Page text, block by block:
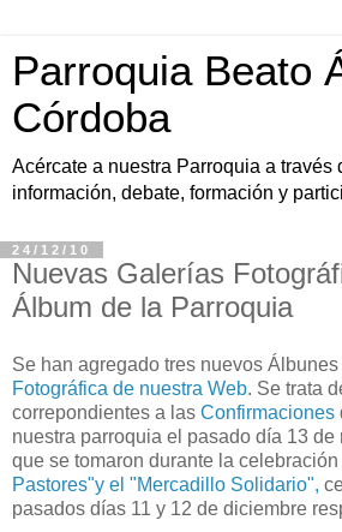
Parroquia Beato
Córdoba
Acércate a nuestra Parroquia a través
información, debate, formación y
24/12/10
Nuevas Galerías
Álbum de la Parroquia
Se han agregado tres nuevos Álbunes
Fotográfica de nuestra Web. Se trata
correpondientes a las Confirmaciones
nuestra parroquia el pasado día 13 de
que se tomaron durante la
Pastores"y el "Mercadillo Solidario",
pasados días 11 y 12 de diciembre